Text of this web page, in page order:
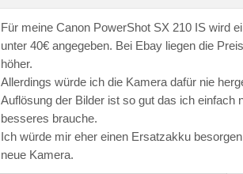
Für meine Canon PowerShot SX 210 IS wird
unter 40€ angegeben. Bei Ebay liegen die
höher.
Allerdings würde ich die Kamera dafür nie
Auflösung der Bilder ist so gut das ich einfach
besseres brauche.
Ich würde mir eher einen Ersatzakku
neue Kamera.